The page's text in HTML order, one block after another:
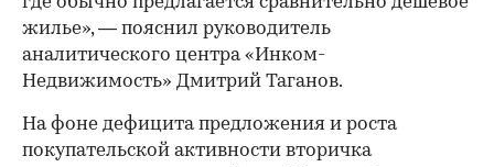
жилье», — пояснил руководитель
аналитического центра «Инком-
Недвижимость» Дмитрий Таганов.
На фоне дефицита предложения и роста
покупательской активности вторичка